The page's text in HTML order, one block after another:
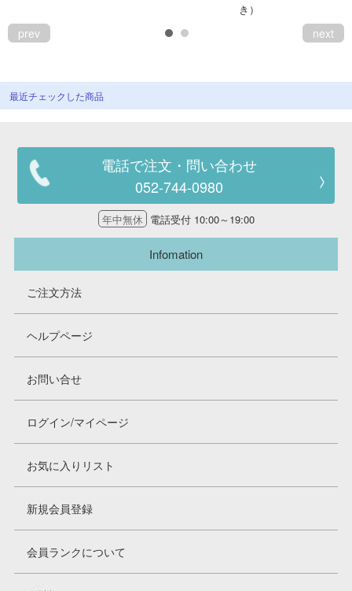
き）
prev next
最近チェックした商品
電話で注文・問い合わせ
052-744-0980
年中無休 電話受付 10:00～19:00
Infomation
ご注文方法
ヘルプページ
お問い合せ
ログイン/マイページ
お気に入りリスト
新規会員登録
会員ランクについて